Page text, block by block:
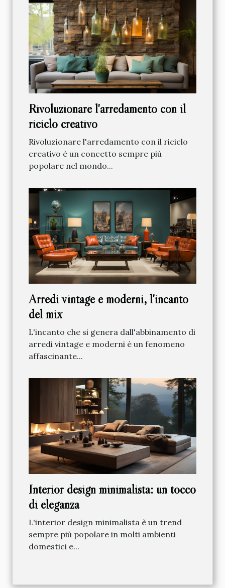
Rivoluzionare l'arredamento con il
riciclo creativo
Rivoluzionare l'arredamento con il riciclo
creativo è un concetto sempre più
popolare nel mondo...
Arredi vintage e moderni, l'incanto
del mix
L'incanto che si genera dall'abbinamento di
arredi vintage e moderni è un fenomeno
affascinante...
Interior design minimalista: un tocco
di eleganza
L'interior design minimalista è un trend
sempre più popolare in molti ambienti
domestici e...